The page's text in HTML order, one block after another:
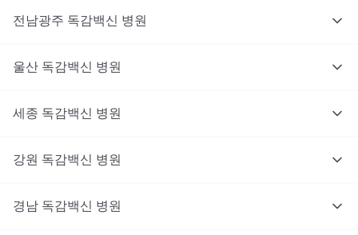
전남광주 독감백신 병원
울산 독감백신 병원
세종 독감백신 병원
강원 독감백신 병원
경남 독감백신 병원